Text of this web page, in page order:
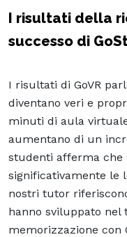
I risultati della
successo di
I risultati di GoVR
diventano veri e
minuti di aula
aumentano di un
studenti afferma che
significativamente le
nostri tutor
hanno sviluppato nel
memorizzazione con